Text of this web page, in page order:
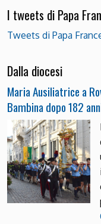
I tweets di Papa
Tweets di Papa
Dalla diocesi
Maria Ausiliatrice a
Bambina dopo 182